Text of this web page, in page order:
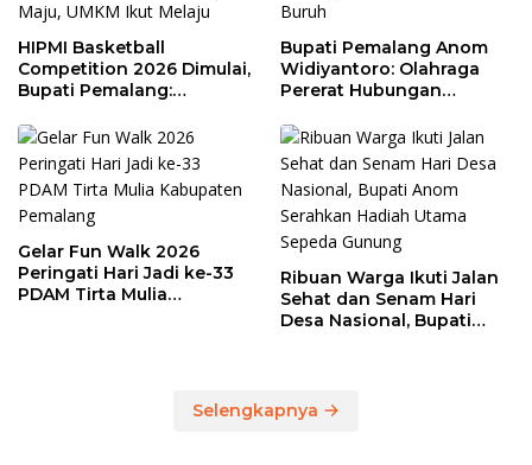
HIPMI Basketball
Competition 2026 Dimulai,
Bupati Pemalang:
Melaju
Bupati Pemalang Anom
Widiyantoro: Olahraga
Pererat Hubungan
Gelar Fun Walk 2026
Peringati Hari Jadi ke-33
PDAM Tirta Mulia
Ribuan Warga Ikuti Jalan
Sehat dan Senam Hari
Desa Nasional, Bupati
Selengkapnya